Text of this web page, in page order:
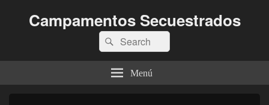
Campamentos Secuestrados
Buscar
por:
Buscar
Menú